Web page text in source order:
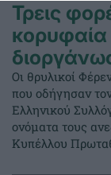
Τρεις
κορυφαία
Οι θρυλικοί
που οδήγησαν
Ελληνικού
ονόματα τους
Κυπέλλου